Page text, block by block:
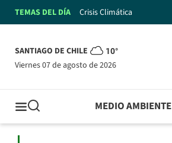
TEMAS DEL DÍA Crisis Climática
SANTIAGO DE CHILE 10°
viernes 07 de agosto de 2026
MEDIO AMBIENTE